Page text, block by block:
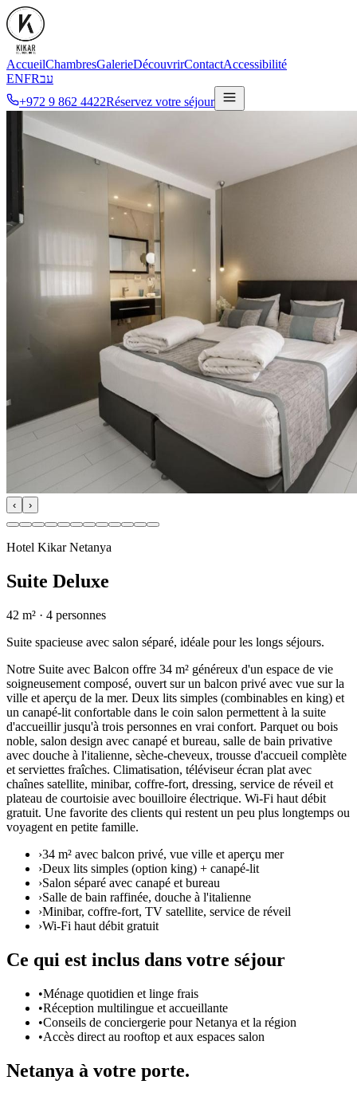
AccueilChambresGalerieDécouvrirContactAccessibilité
ENFRעב
+972 9 862 4422Réservez votre séjour
‹ ›
Hotel Kikar Netanya
Suite Deluxe
42 m² · 4 personnes
Suite spacieuse avec salon séparé, idéale pour les longs séjours.
Notre Suite avec Balcon offre 34 m² généreux d'un espace de vie
soigneusement composé, ouvert sur un balcon privé avec vue sur la
ville et aperçu de la mer. Deux lits simples (combinables en king) et
un canapé-lit confortable dans le coin salon permettent à la suite
d'accueillir jusqu'à trois personnes en vrai confort. Parquet ou bois
noble, salon design avec canapé et bureau, salle de bain privative
avec douche à l'italienne, sèche-cheveux, trousse d'accueil complète
et serviettes fraîches. Climatisation, téléviseur écran plat avec
chaînes satellite, minibar, coffre-fort, dressing, service de réveil et
plateau de courtoisie avec bouilloire électrique. Wi-Fi haut débit
gratuit. Une favorite des clients qui restent un peu plus longtemps ou
voyagent en petite famille.
›34 m² avec balcon privé, vue ville et aperçu mer
›Deux lits simples (option king) + canapé-lit
›Salon séparé avec canapé et bureau
›Salle de bain raffinée, douche à l'italienne
›Minibar, coffre-fort, TV satellite, service de réveil
›Wi-Fi haut débit gratuit
Ce qui est inclus dans votre séjour
•Ménage quotidien et linge frais
•Réception multilingue et accueillante
•Conseils de conciergerie pour Netanya et la région
•Accès direct au rooftop et aux espaces salon
Netanya à votre porte.